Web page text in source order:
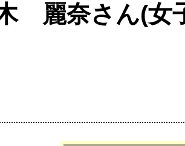
麗奈さん(女